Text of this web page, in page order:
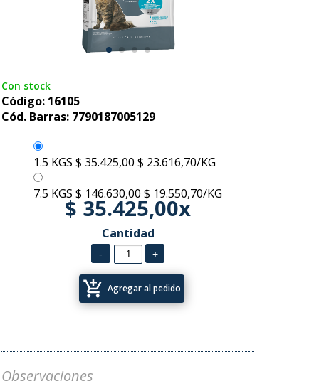
Con stock
Código: 16105
Cód. Barras: 7790187005129
1.5 KGS $ 35.425,00 $ 23.616,70/KG
7.5 KGS $ 146.630,00 $ 19.550,70/KG
$ 35.425,00x
Cantidad
add_shopping_cart Agregar al pedido
Observaciones